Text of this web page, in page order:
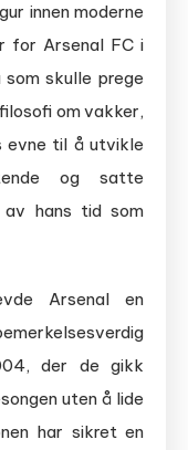
innen moderne
for Arsenal FC i
skulle prege
om vakker,
evne til å utvikle
og satte
hans tid som
Arsenal en
der de gikk
uten å lide
har sikret en